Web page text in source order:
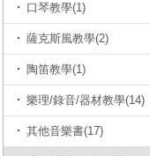
口琴教學(1)
薩克斯風教學(2)
陶笛教學(1)
樂理/錄音/器材教學(14)
其他音樂書(17)